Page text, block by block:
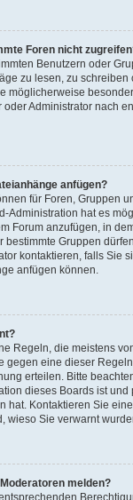
Foren nicht
Benutzern oder
zu lesen, zu schreiben
möglicherweise
Administrator nach
anfügen?
für Foren, Gruppen
Administration hat es
Forum anzufügen, in
bestimmte Gruppen
kontaktieren, falls Sie
anfügen können.
Regeln, die meistens
gegen eine dieser
erteilen. Bitte
dieses Boards ist
hat. Kontaktieren Sie
wieso Sie verwarnt
melden?